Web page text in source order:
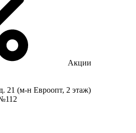
Акции
21 (м-н Евроопт, 2 этаж)